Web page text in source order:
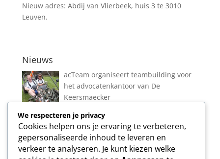
Nieuw adres: Abdij van Vlierbeek, huis 3 te 3010
Leuven.
Nieuws
acTeam organiseert teambuilding voor
het advocatenkantoor van De
Keersmaecker
Nieuw evenement te Vlierbeek
We respecteren je privacy
Cookies helpen ons je ervaring te verbeteren,
gepersonaliseerde inhoud te leveren en
verkeer te analyseren. Je kunt kiezen welke